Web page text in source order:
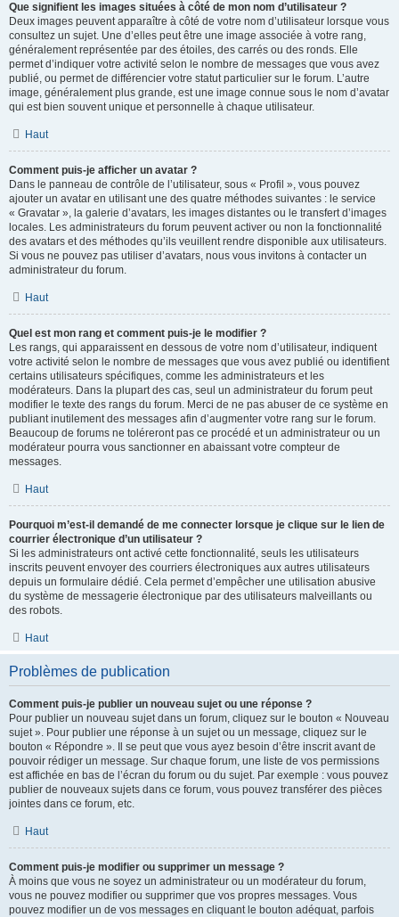
Que signifient les images situées à côté de mon nom d’utilisateur ?
Deux images peuvent apparaître à côté de votre nom d’utilisateur lorsque vous
consultez un sujet. Une d’elles peut être une image associée à votre rang,
généralement représentée par des étoiles, des carrés ou des ronds. Elle
permet d’indiquer votre activité selon le nombre de messages que vous avez
publié, ou permet de différencier votre statut particulier sur le forum. L’autre
image, généralement plus grande, est une image connue sous le nom d’avatar
qui est bien souvent unique et personnelle à chaque utilisateur.
Haut
Comment puis-je afficher un avatar ?
Dans le panneau de contrôle de l’utilisateur, sous « Profil », vous pouvez
ajouter un avatar en utilisant une des quatre méthodes suivantes : le service
« Gravatar », la galerie d’avatars, les images distantes ou le transfert d’images
locales. Les administrateurs du forum peuvent activer ou non la fonctionnalité
des avatars et des méthodes qu’ils veuillent rendre disponible aux utilisateurs.
Si vous ne pouvez pas utiliser d’avatars, nous vous invitons à contacter un
administrateur du forum.
Haut
Quel est mon rang et comment puis-je le modifier ?
Les rangs, qui apparaissent en dessous de votre nom d’utilisateur, indiquent
votre activité selon le nombre de messages que vous avez publié ou identifient
certains utilisateurs spécifiques, comme les administrateurs et les
modérateurs. Dans la plupart des cas, seul un administrateur du forum peut
modifier le texte des rangs du forum. Merci de ne pas abuser de ce système en
publiant inutilement des messages afin d’augmenter votre rang sur le forum.
Beaucoup de forums ne toléreront pas ce procédé et un administrateur ou un
modérateur pourra vous sanctionner en abaissant votre compteur de
messages.
Haut
Pourquoi m’est-il demandé de me connecter lorsque je clique sur le lien de
courrier électronique d’un utilisateur ?
Si les administrateurs ont activé cette fonctionnalité, seuls les utilisateurs
inscrits peuvent envoyer des courriers électroniques aux autres utilisateurs
depuis un formulaire dédié. Cela permet d’empêcher une utilisation abusive
du système de messagerie électronique par des utilisateurs malveillants ou
des robots.
Haut
Problèmes de publication
Comment puis-je publier un nouveau sujet ou une réponse ?
Pour publier un nouveau sujet dans un forum, cliquez sur le bouton « Nouveau
sujet ». Pour publier une réponse à un sujet ou un message, cliquez sur le
bouton « Répondre ». Il se peut que vous ayez besoin d’être inscrit avant de
pouvoir rédiger un message. Sur chaque forum, une liste de vos permissions
est affichée en bas de l’écran du forum ou du sujet. Par exemple : vous pouvez
publier de nouveaux sujets dans ce forum, vous pouvez transférer des pièces
jointes dans ce forum, etc.
Haut
Comment puis-je modifier ou supprimer un message ?
À moins que vous ne soyez un administrateur ou un modérateur du forum,
vous ne pouvez modifier ou supprimer que vos propres messages. Vous
pouvez modifier un de vos messages en cliquant le bouton adéquat, parfois